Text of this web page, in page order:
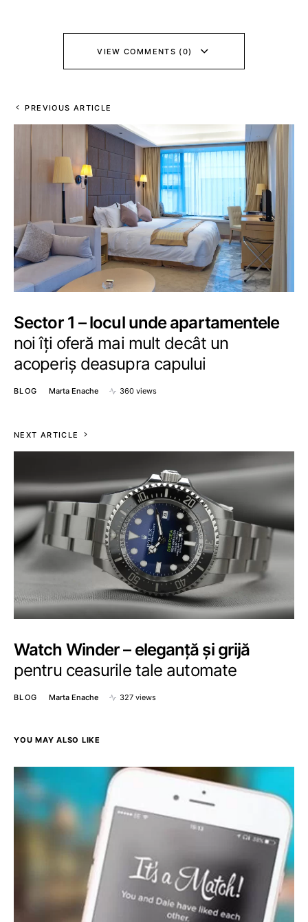
VIEW COMMENTS (0)
PREVIOUS ARTICLE
Sector 1 – locul unde apartamentele
noi îți oferă mai mult decât un
acoperiș deasupra capului
BLOG Marta Enache 360 views
NEXT ARTICLE
Watch Winder – eleganță și grijă
pentru ceasurile tale automate
BLOG Marta Enache 327 views
YOU MAY ALSO LIKE